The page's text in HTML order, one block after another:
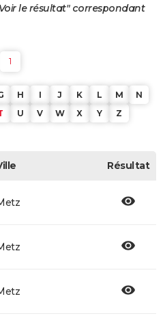
le résultat" correspondant
1
H I J K L M
N
U V W X Y Z
Résultat